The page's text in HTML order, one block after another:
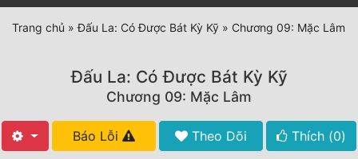
Cập
Nhật
(current)
Tất Cả
Trang chủ »Đấu La: Có Được Bát Kỳ Kỹ » Chương 09: Mặc Lâm
Đấu La: Có Được Bát Kỳ Kỹ
Chương 09: Mặc Lâm
Báo Lỗi Theo Dõi Thích (0)